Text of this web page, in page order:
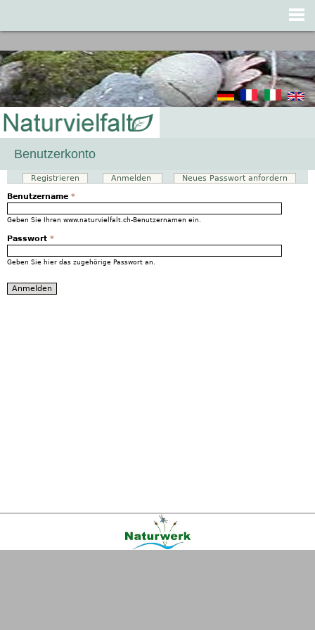
Benutzerkonto
Haupt-Reiter
Registrieren Anmelden (aktiver Reiter)
Neues Passwort anfordern
Benutzername *
Geben Sie Ihren www.naturvielfalt.ch-Benutzernamen ein.
Passwort *
Geben Sie hier das zugehörige Passwort an.
|AGB|